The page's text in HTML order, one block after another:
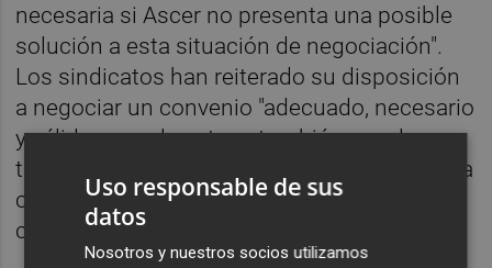
necesaria si Ascer no presenta una posible
solución a esta situación de negociación".
Los sindicatos han reiterado su disposición
a negociar un convenio "adecuado, necesario
y válido para el sector y también para los
trabajadores y trabajadoras", pero exigen una
contraparte patronal "dispuesta a dialogar
con respeto y propuestas concretas".
Uso responsable de sus
datos
Nosotros y nuestros socios utilizamos